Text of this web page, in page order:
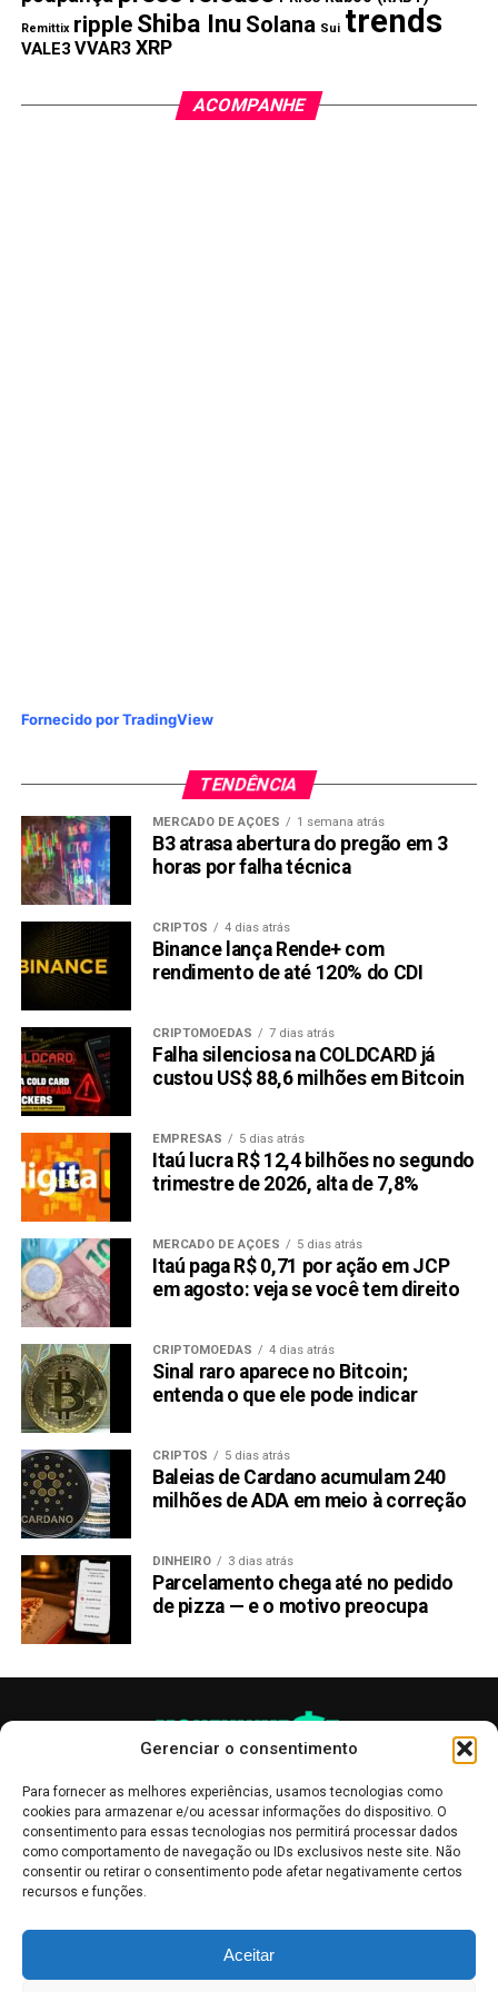
Gerenciar o consentimento
Para fornecer as melhores experiências, usamos tecnologias como
cookies para armazenar e/ou acessar informações do dispositivo. O
consentimento para essas tecnologias nos permitirá processar dados
como comportamento de navegação ou IDs exclusivos neste site. Não
consentir ou retirar o consentimento pode afetar negativamente certos
recursos e funções.
Aceitar
Remittix ripple Shiba Inu Solana Sui trends
VALE3 VVAR3 XRP
ACOMPANHE
Fornecido por TradingView
TENDÊNCIA
MERCADO DE AÇÕES 1 semana atrás
B3 atrasa abertura do pregão em 3
horas por falha técnica
CRIPTOS 4 dias atrás
Binance lança Rende+ com
rendimento de até 120% do CDI
CRIPTOMOEDAS 7 dias atrás
Falha silenciosa na COLDCARD já
custou US$ 88,6 milhões em Bitcoin
EMPRESAS 5 dias atrás
Itaú lucra R$ 12,4 bilhões no segundo
trimestre de 2026, alta de 7,8%
MERCADO DE AÇÕES 5 dias atrás
Itaú paga R$ 0,71 por ação em JCP
em agosto: veja se você tem direito
CRIPTOMOEDAS 4 dias atrás
Sinal raro aparece no Bitcoin;
entenda o que ele pode indicar
CRIPTOS 5 dias atrás
Baleias de Cardano acumulam 240
milhões de ADA em meio à correção
DINHEIRO 3 dias atrás
Parcelamento chega até no pedido
de pizza — e o motivo preocupa
informativo, servindo como boletins de divulgação, e não devem ser
interpretadas como recomendações de investimento.Leia mais